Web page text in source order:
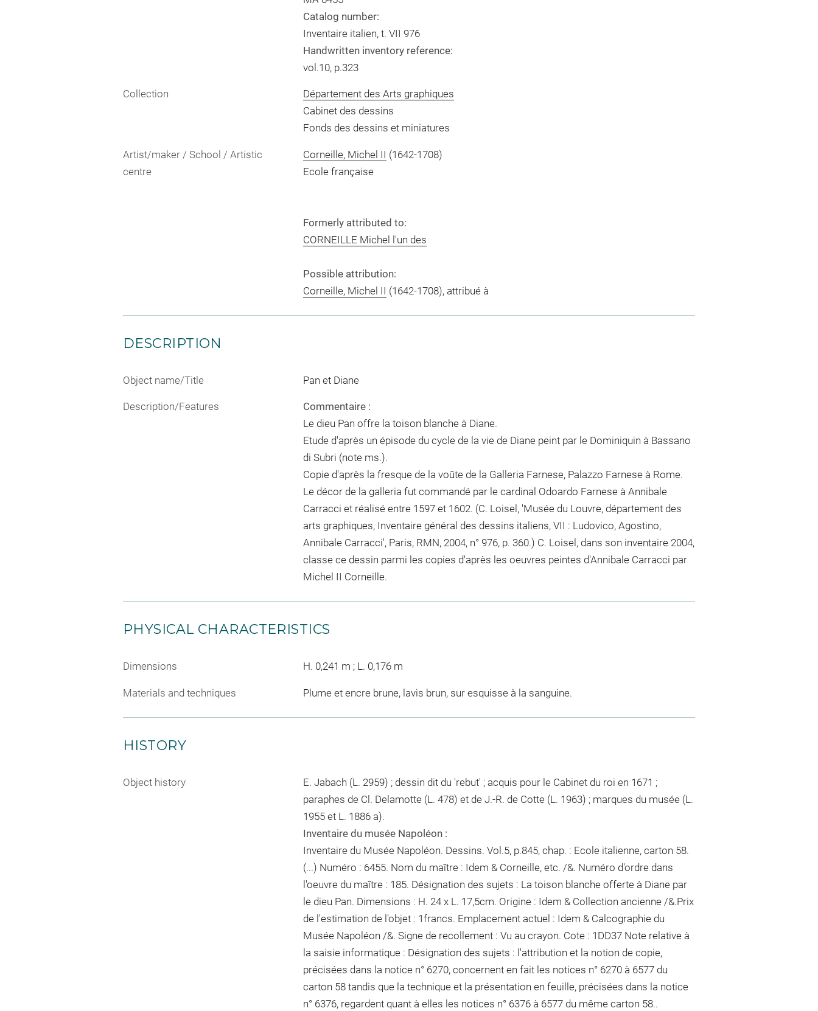
Catalog number:
Inventaire italien, t. VII 976
Handwritten inventory reference:
vol.10, p.323
Collection
Département des Arts graphiques
Cabinet des dessins
Fonds des dessins et miniatures
Artist/maker / School / Artistic
centre
Corneille, Michel II (1642-1708)
Ecole française
Formerly attributed to:
CORNEILLE Michel l'un des
Possible attribution:
Corneille, Michel II (1642-1708), attribué à
DESCRIPTION
Object name/Title Pan et Diane
Description/Features
Commentaire :
Le dieu Pan offre la toison blanche à Diane.
Etude d'après un épisode du cycle de la vie de Diane peint par le Dominiquin à Bassano
di Subri (note ms.).
Copie d'après la fresque de la voûte de la Galleria Farnese, Palazzo Farnese à Rome.
Le décor de la galleria fut commandé par le cardinal Odoardo Farnese à Annibale
Carracci et réalisé entre 1597 et 1602. (C. Loisel, 'Musée du Louvre, département des
arts graphiques, Inventaire général des dessins italiens, VII : Ludovico, Agostino,
Annibale Carracci', Paris, RMN, 2004, n° 976, p. 360.) C. Loisel, dans son inventaire 2004,
classe ce dessin parmi les copies d'après les oeuvres peintes d'Annibale Carracci par
Michel II Corneille.
PHYSICAL CHARACTERISTICS
Dimensions H. 0,241 m ; L. 0,176 m
Materials and techniques Plume et encre brune, lavis brun, sur esquisse à la sanguine.
HISTORY
Object history
E. Jabach (L. 2959) ; dessin dit du 'rebut' ; acquis pour le Cabinet du roi en 1671 ;
paraphes de Cl. Delamotte (L. 478) et de J.-R. de Cotte (L. 1963) ; marques du musée (L.
1955 et L. 1886 a).
Inventaire du musée Napoléon :
Inventaire du Musée Napoléon. Dessins. Vol.5, p.845, chap. : Ecole italienne, carton 58.
(...) Numéro : 6455. Nom du maître : Idem & Corneille, etc. /&. Numéro d'ordre dans
l'oeuvre du maître : 185. Désignation des sujets : La toison blanche offerte à Diane par
le dieu Pan. Dimensions : H. 24 x L. 17,5cm. Origine : Idem & Collection ancienne /&.Prix
de l'estimation de l'objet : 1francs. Emplacement actuel : Idem & Calcographie du
Musée Napoléon /&. Signe de recollement : Vu au crayon. Cote : 1DD37 Note relative à
la saisie informatique : Désignation des sujets : l'attribution et la notion de copie,
précisées dans la notice n° 6270, concernent en fait les notices n° 6270 à 6577 du
carton 58 tandis que la technique et la présentation en feuille, précisées dans la notice
n° 6376, regardent quant à elles les notices n° 6376 à 6577 du même carton 58..